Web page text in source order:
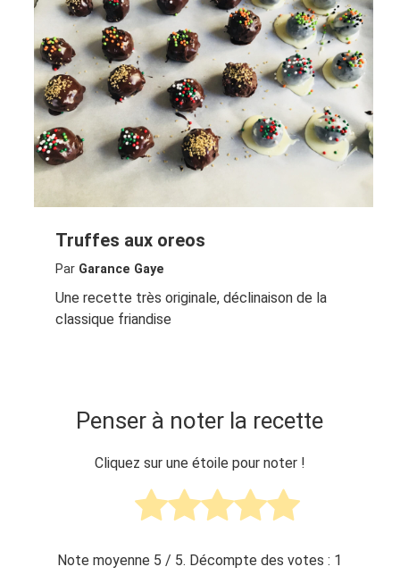
Truffes aux oreos
Par Garance Gaye
Une recette très originale, déclinaison de la
classique friandise
Penser à noter la recette
Cliquez sur une étoile pour noter !
Note moyenne 5 / 5. Décompte des votes : 1